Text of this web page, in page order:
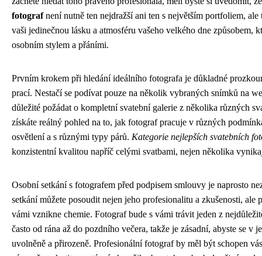
fotografnení nutně ten nejdražší ani ten s největším portfoliem,
vaši jedinečnou lásku a atmosféru vašeho velkého dne způsobem,
osobním stylem a přáními.
Prvním krokem při hledání ideálního fotografa je důkladné
prací. Nestačí se podívat pouze na několik vybraných snímků na
důležité požádat o kompletní svatební galerie z několika různých
získáte reálný pohled na to, jak fotograf pracuje v různých
osvětlení a s různými typy párů. Kategorie nejlepších svatebních
konzistentní kvalitou napříč celými svatbami, nejen několika
Osobní setkání s fotografem před podpisem smlouvy je naprosto
setkání můžete posoudit nejen jeho profesionalitu a zkušenosti, ale
vámi vznikne chemie. Fotograf bude s vámi trávit jeden z
často od rána až do pozdního večera, takže je zásadní, abyste se v
uvolněně a přirozeně. Profesionální fotograf by měl být schopen